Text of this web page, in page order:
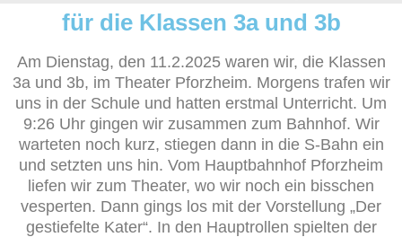
für die Klassen 3a und 3b
Am Dienstag, den 11.2.2025 waren wir, die Klassen
3a und 3b, im Theater Pforzheim. Morgens trafen wir
uns in der Schule und hatten erstmal Unterricht. Um
9:26 Uhr gingen wir zusammen zum Bahnhof. Wir
warteten noch kurz, stiegen dann in die S-Bahn ein
und setzten uns hin. Vom Hauptbahnhof Pforzheim
liefen wir zum Theater, wo wir noch ein bisschen
vesperten. Dann gings los mit der Vorstellung „Der
gestiefelte Kater“. In den Hauptrollen spielten der